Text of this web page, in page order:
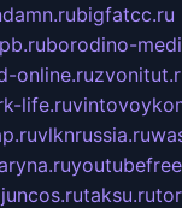
bigfatcc.ru
borodino-
online.ru
life.ru
vlknrussia.ru
taksu.ru